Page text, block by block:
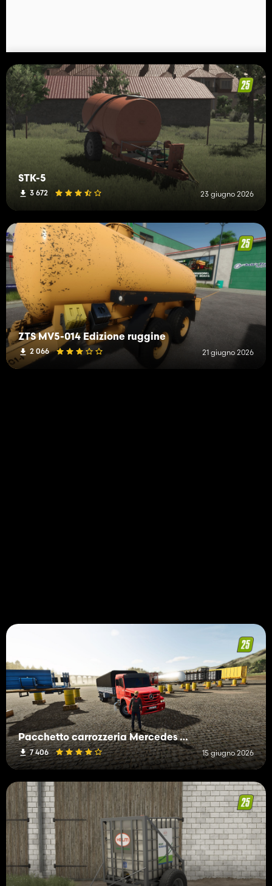
STK-5
3 672 23 giugno 2026
ZTS MV5-014 Edizione ruggine
2 066 21 giugno 2026
Pacchetto carrozzeria Mercedes Benz ATRON
7 406 15 giugno 2026